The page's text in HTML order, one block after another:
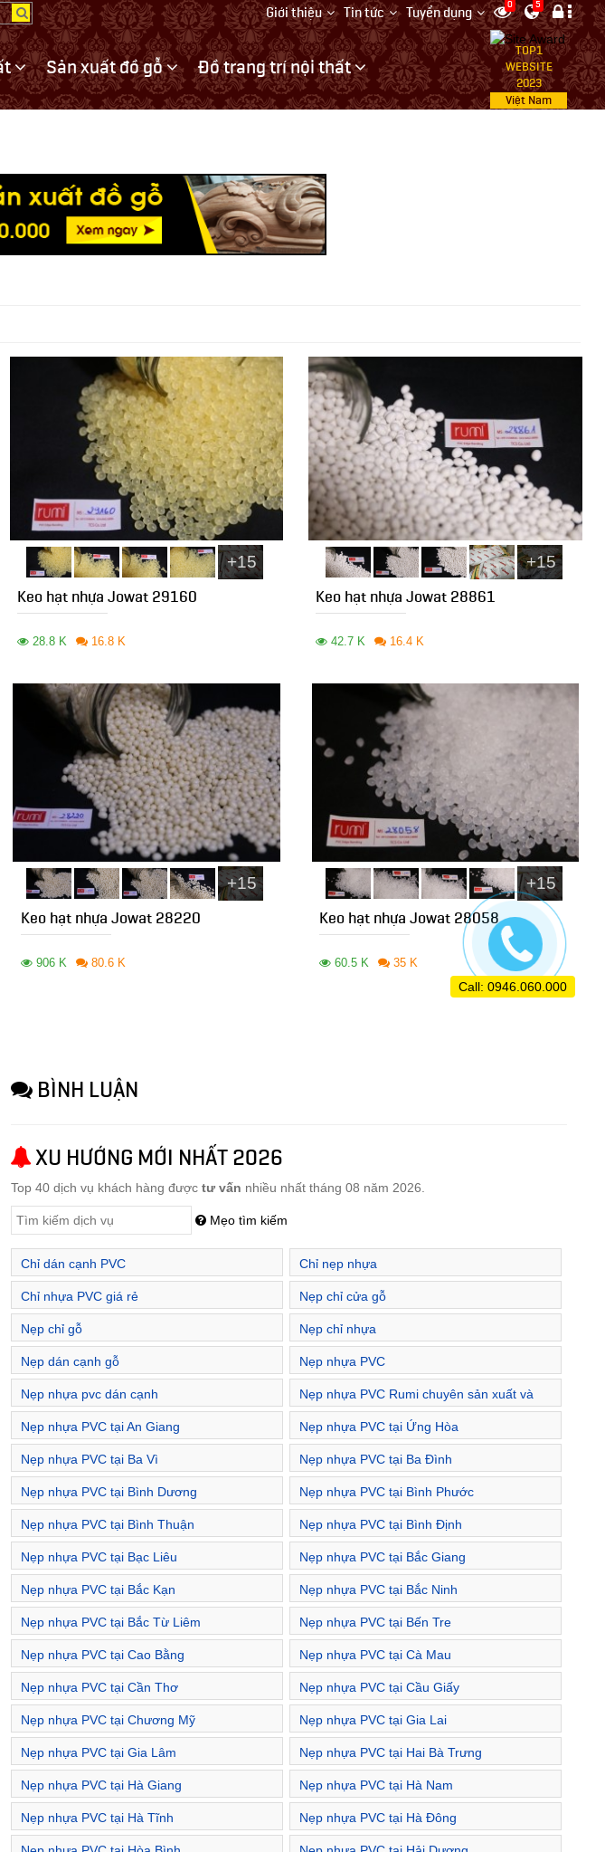
Giới thiệu Tin tức Tuyển dụng 0 5
Sản xuất đồ gỗ Đồ trang trí nội thất
TOP1
WEBSITE
2023
Việt Nam
+15
Keo hạt nhựa Jowat 29160
28.8 K 16.8 K
+15
Keo hạt nhựa Jowat 28861
42.7 K 16.4 K
+15
Keo hạt nhựa Jowat 28220
906 K 80.6 K
+15
Keo hạt nhựa Jowat 28058
60.5 K 35 K
BÌNH LUẬN
XU HƯỚNG MỚI NHẤT 2026
Top 40 dịch vụ khách hàng được tư vấn nhiều nhất tháng 08 năm 2026.
Mẹo tìm kiếm
Chỉ dán cạnh PVC Chỉ nẹp nhựa
Chỉ nhựa PVC giá rẻ Nẹp chỉ cửa gỗ
Nẹp chỉ gỗ Nẹp chỉ nhựa
Nẹp dán cạnh gỗ Nẹp nhựa PVC
Nẹp nhựa pvc dán cạnh
Nẹp nhựa PVC Rumi chuyên sản xuất và
phân phối nẹp nhựa viền cạnh
Nẹp nhựa PVC tại An Giang
Nẹp nhựa PVC tại Ứng Hòa
Nẹp nhựa PVC tại Ba Vì Nẹp nhựa PVC tại Ba Đình
Nẹp nhựa PVC tại Bình Dương Nẹp nhựa PVC tại Bình Phước
Nẹp nhựa PVC tại Bình Thuận Nẹp nhựa PVC tại Bình Định
Nẹp nhựa PVC tại Bạc Liêu Nẹp nhựa PVC tại Bắc Giang
Nẹp nhựa PVC tại Bắc Kạn Nẹp nhựa PVC tại Bắc Ninh
Nẹp nhựa PVC tại Bắc Từ Liêm Nẹp nhựa PVC tại Bến Tre
Nẹp nhựa PVC tại Cao Bằng Nẹp nhựa PVC tại Cà Mau
Nẹp nhựa PVC tại Cần Thơ Nẹp nhựa PVC tại Cầu Giấy
Nẹp nhựa PVC tại Chương Mỹ Nẹp nhựa PVC tại Gia Lai
Nẹp nhựa PVC tại Gia Lâm Nẹp nhựa PVC tại Hai Bà Trưng
Nẹp nhựa PVC tại Hà Giang Nẹp nhựa PVC tại Hà Nam
Nẹp nhựa PVC tại Hà Tĩnh Nẹp nhựa PVC tại Hà Đông
Call: 0946.060.000